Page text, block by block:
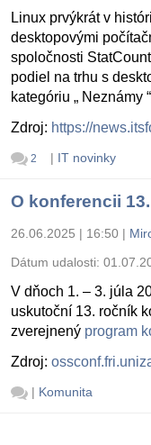
Linux prvýkrát v
desktopovými
spoločnosti
podiel na trhu s
kategóriu „ Neznámy
Zdroj: https://
2 | IT novinky
O konferencii
26.06.2025 | 16:50 |
Dátum udalosti:
V dňoch 1. – 3. júla
uskutoční 13. ročník
zverejnený program
Zdroj:
| Komunita